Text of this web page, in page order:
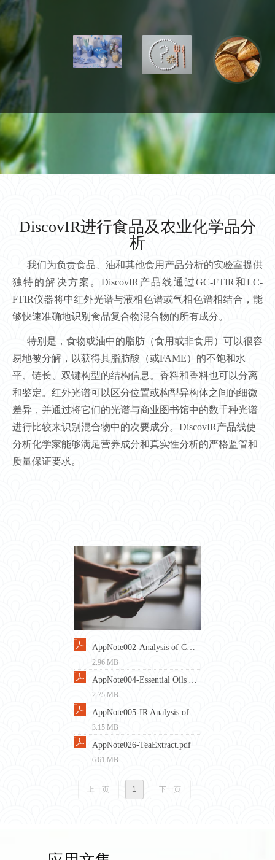
DiscovIR进行食品及农业化学品分
析
我们为负责食品、油和其他食用产品分析的实验室提供
独特的解决方案。DiscovIR产品线通过GC-FTIR和LC-
FTIR仪器将中红外光谱与液相色谱或气相色谱相结合，能
够快速准确地识别食品复合物混合物的所有成分。
特别是，食物或油中的脂肪（食用或非食用）可以很容
易地被分解，以获得其脂肪酸（或FAME）的不饱和水
平、链长、双键构型的结构信息。香料和香料也可以分离
和鉴定。红外光谱可以区分位置或构型异构体之间的细微
差异，并通过将它们的光谱与商业图书馆中的数千种光谱
进行比较来识别混合物中的次要成分。DiscovIR产品线使
分析化学家能够满足营养成分和真实性分析的严格监管和
质量保证要求。
AppNote002-Analysis of Commercial Fragrances by GC-IR .pdf
2.96 MB
AppNote004-Essential Oils Analyzed by GC-IR.pdf
2.75 MB
AppNote005-IR Analysis of Fatty Acid Methyl Esters.pdf
3.15 MB
AppNote026-TeaExtract.pdf
6.61 MB
上一页 1 下一页